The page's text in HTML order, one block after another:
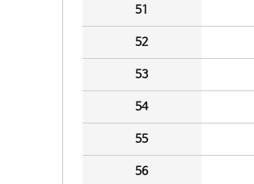
51
52
53
54
55
56